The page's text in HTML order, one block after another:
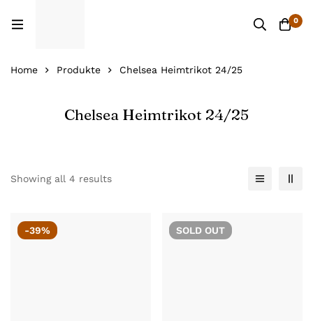
0
Home Produkte Chelsea Heimtrikot 24/25
Chelsea Heimtrikot 24/25
Showing all 4 results
-39% SOLD OUT